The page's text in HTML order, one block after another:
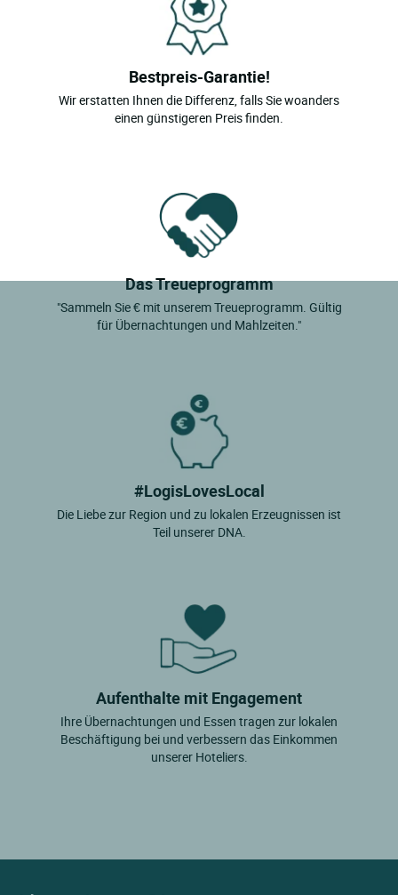
Bestpreis-Garantie!
Wir erstatten Ihnen die Differenz, falls Sie woanders
einen günstigeren Preis finden.
Das Treueprogramm
"Sammeln Sie € mit unserem Treueprogramm. Gültig
für Übernachtungen und Mahlzeiten."
#LogisLovesLocal
Die Liebe zur Region und zu lokalen Erzeugnissen ist
Teil unserer DNA.
Aufenthalte mit Engagement
Ihre Übernachtungen und Essen tragen zur lokalen
Beschäftigung bei und verbessern das Einkommen
unserer Hoteliers.